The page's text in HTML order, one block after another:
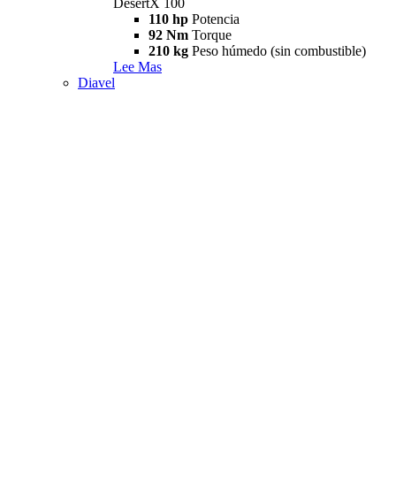
DesertX 100
110 hp Potencia
92 Nm Torque
210 kg Peso húmedo (sin combustible)
Lee Mas
Diavel